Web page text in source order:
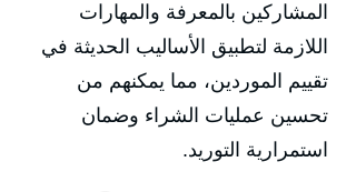
المشاركين بالمعرفة والمهارات
اللازمة لتطبيق الأساليب الحديثة في
تقييم الموردين، مما يمكنهم من
تحسين عمليات الشراء وضمان
استمرارية التوريد.